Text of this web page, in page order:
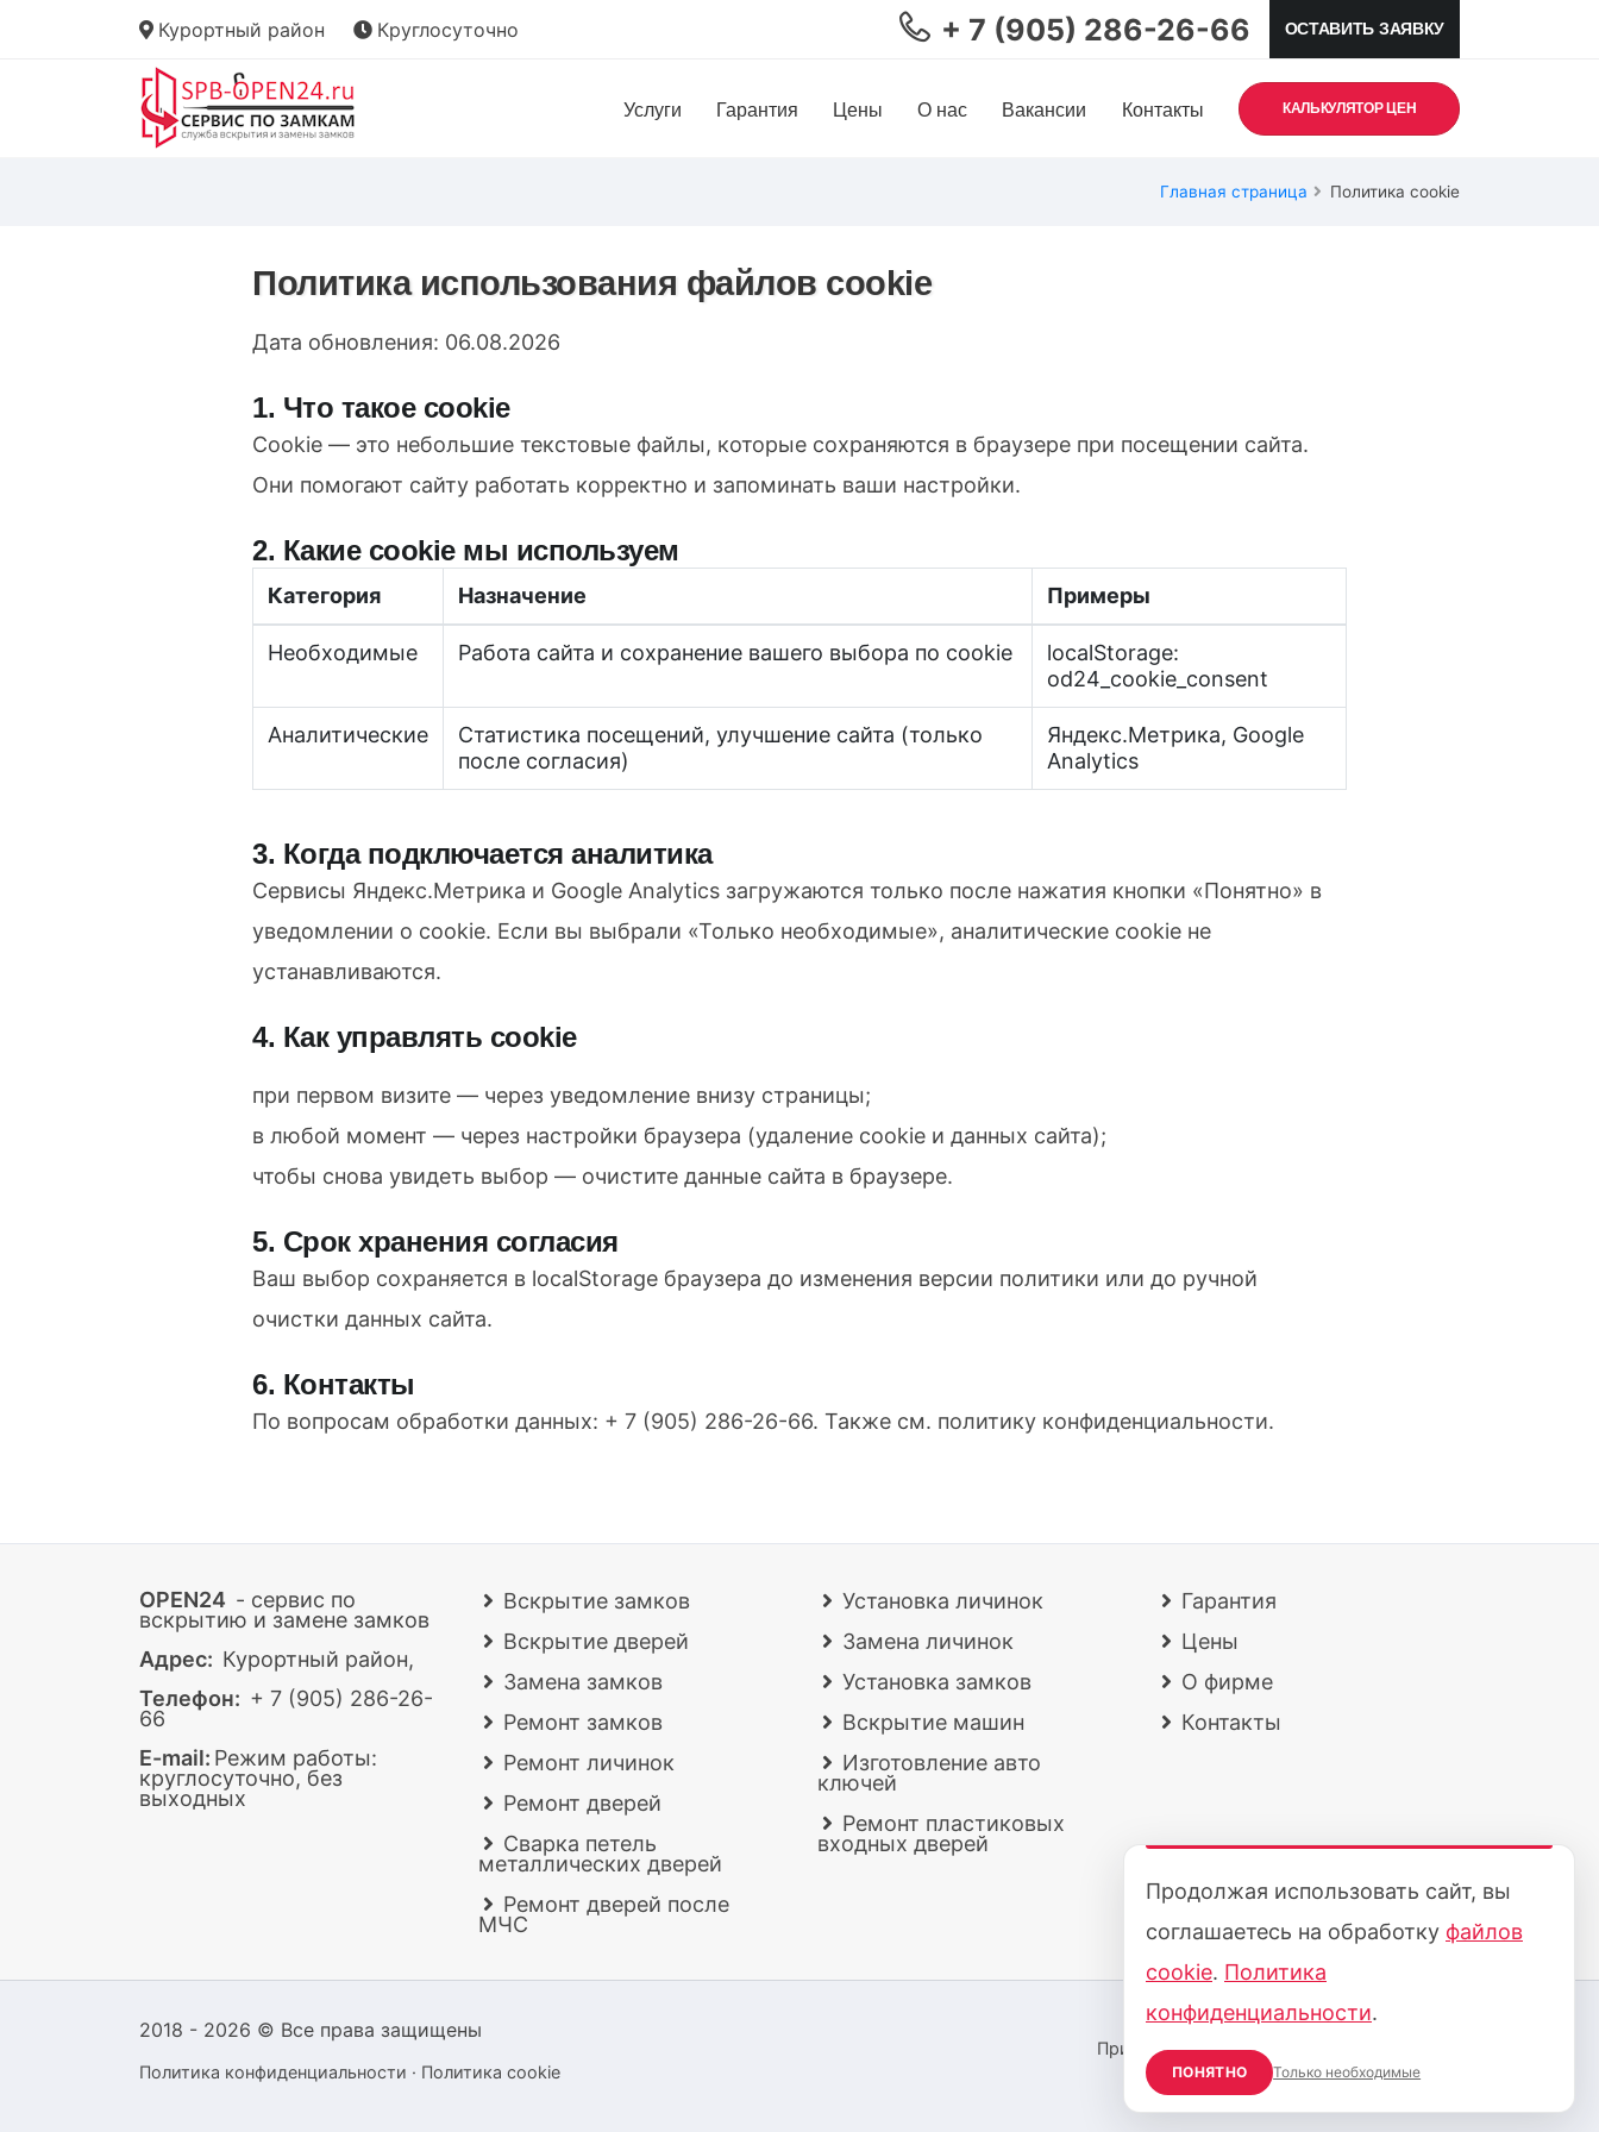
Курортный район Круглосуточно + 7 (905) 286-26-66 ОСТАВИТЬ ЗАЯВКУ
Услуги Гарантия Цены О нас Вакансии Контакты КАЛЬКУЛЯТОР ЦЕН
Главная страница Политика cookie
Политика использования файлов cookie
Дата обновления: 06.08.2026
1. Что такое cookie
Cookie — это небольшие текстовые файлы, которые сохраняются в браузере при посещении сайта.
Они помогают сайту работать корректно и запоминать ваши настройки.
2. Какие cookie мы используем
Категория Назначение Примеры
Необходимые Работа сайта и сохранение вашего выбора по cookie
localStorage:
od24_cookie_consent
Аналитические
Статистика посещений, улучшение сайта (только
после согласия)
Яндекс.Метрика, Google
Analytics
3. Когда подключается аналитика
Сервисы Яндекс.Метрика и Google Analytics загружаются только после нажатия кнопки «Понятно» в
уведомлении о cookie. Если вы выбрали «Только необходимые», аналитические cookie не
устанавливаются.
4. Как управлять cookie
при первом визите — через уведомление внизу страницы;
в любой момент — через настройки браузера (удаление cookie и данных сайта);
чтобы снова увидеть выбор — очистите данные сайта в браузере.
5. Срок хранения согласия
Ваш выбор сохраняется в localStorage браузера до изменения версии политики или до ручной
очистки данных сайта.
6. Контакты
По вопросам обработки данных: + 7 (905) 286-26-66. Также см. политику конфиденциальности.
OPEN24 - сервис по
вскрытию и замене замков
Адрес: Курортный район,
Телефон: + 7 (905) 286-26-
66
E-mail: Режим работы:
круглосуточно, без
выходных
Вскрытие замков
Вскрытие дверей
Замена замков
Ремонт замков
Ремонт личинок
Ремонт дверей
Сварка петель
металлических дверей
Ремонт дверей после
МЧС
Установка личинок
Замена личинок
Установка замков
Вскрытие машин
Изготовление авто
ключей
Ремонт пластиковых
входных дверей
Гарантия
Цены
О фирме
Контакты
2018 - 2026 © Все права защищены
Политика конфиденциальности · Политика cookie
Принимаем к оплате:
Продолжая использовать сайт, вы
соглашаетесь на обработку файлов
cookie. Политика
конфиденциальности.
ПОНЯТНО Только необходимые